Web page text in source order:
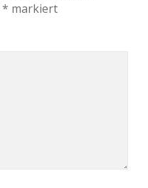
* markiert